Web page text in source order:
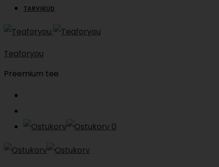
TARVIKUD
Teaforyou
Preemium tee
0